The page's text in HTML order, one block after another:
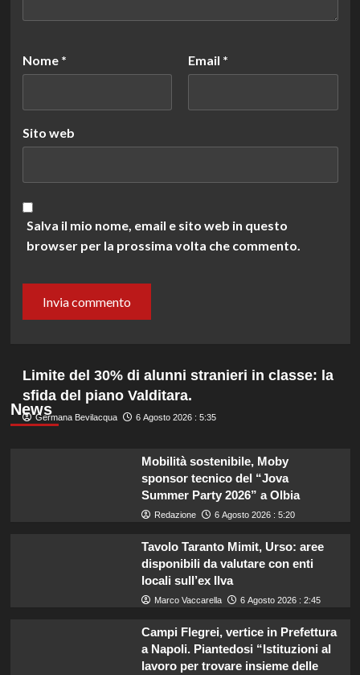
Nome * Email *
Sito web
Salva il mio nome, email e sito web in questo
browser per la prossima volta che commento.
News
Limite del 30% di alunni stranieri in classe: la
sfida del piano Valditara.
Germana Bevilacqua 6 Agosto 2026 : 5:35
Mobilità sostenibile, Moby
sponsor tecnico del “Jova
Summer Party 2026” a Olbia
Redazione 6 Agosto 2026 : 5:20
Tavolo Taranto Mimit, Urso: aree
disponibili da valutare con enti
locali sull’ex Ilva
Marco Vaccarella 6 Agosto 2026 : 2:45
Campi Flegrei, vertice in Prefettura
a Napoli. Piantedosi “Istituzioni al
lavoro per trovare insieme delle